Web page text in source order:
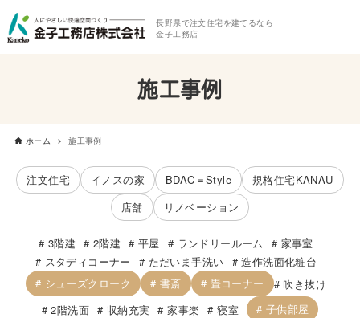
長野県で注文住宅を建てるなら
金子工務店
施工事例
ホーム 施工事例
注文住宅 イノスの家 BDAC＝Style
規格住宅KANAU
店舗
リノベーション
3階建 2階建 平屋 ランドリールーム
家事室
スタディコーナー
ただいま手洗い
造作洗面化粧台
シューズクローク
書斎 畳コーナー
吹き抜け
2階洗面
収納充実 家事楽 寝室
子供部屋